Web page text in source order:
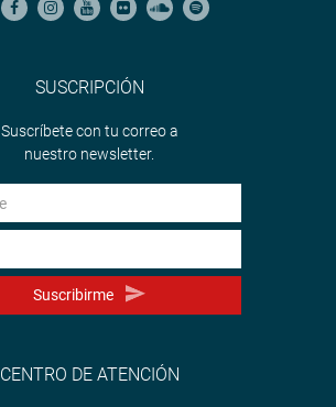
SUSCRIPCIÓN
Suscríbete con tu correo a
nuestro newsletter.
Suscribirme
CENTRO DE ATENCIÓN